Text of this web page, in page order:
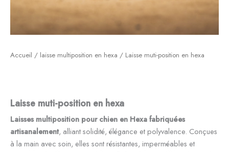
Accueil / laisse multiposition en hexa / Laisse muti-position en hexa
Laisse muti-position en hexa
Laisses multiposition pour chien en Hexa fabriquées
artisanalement, alliant solidité, élégance et polyvalence. Conçues
à la main avec soin, elles sont résistantes, imperméables et